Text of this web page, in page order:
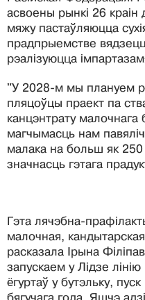
асвоены рынкі 26 краін
мяжу пастаўляюцца
прадпрыемстве
рэалізуюцца
"У 2028-м мы плануем
пляцоўцы праект па
канцэнтрату малочнага
магчымасць нам
малака на больш як 250
значнасць гэтага
Гэта лячэбна-
малочная,
расказала Ірына
запускаем у Лідзе лінію
ёгуртаў у бутэльку,